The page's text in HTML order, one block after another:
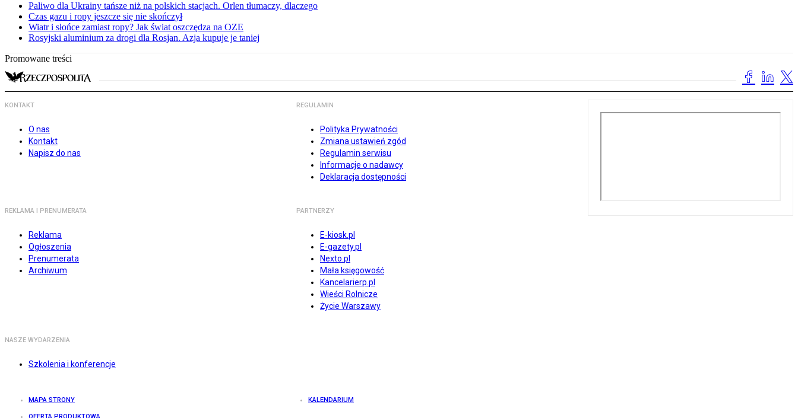
Paliwo dla Ukrainy tańsze niż na polskich stacjach. Orlen tłumaczy, dlaczego
Czas gazu i ropy jeszcze się nie skończył
Wiatr i słońce zamiast ropy? Jak świat oszczędza na OZE
Rosyjski aluminium za drogi dla Rosjan. Azja kupuje je taniej
Promowane treści
KONTAKT
O nas
Kontakt
Napisz do nas
REGULAMIN
Polityka Prywatności
Zmiana ustawień zgód
Regulamin serwisu
Informacje o nadawcy
Deklaracja dostępności
REKLAMA I PRENUMERATA
Reklama
Ogłoszenia
Prenumerata
Archiwum
PARTNERZY
E-kiosk.pl
E-gazety.pl
Nexto.pl
Mała księgowość
Kancelarierp.pl
Wieści Rolnicze
Życie Warszawy
NASZE WYDARZENIA
Szkolenia i konferencje
MAPA STRONY KALENDARIUM